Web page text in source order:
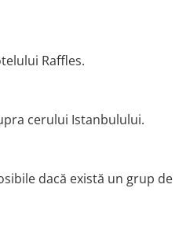
Raffles.
cerului Istanbulului.
dacă există un grup de